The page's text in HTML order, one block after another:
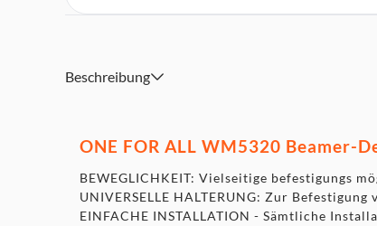
Beschreibung
ONE FOR ALL WM5320 Beamer-
BEWEGLICHKEIT: Vielseitige befestigungs
UNIVERSELLE HALTERUNG: Zur
EINFACHE INSTALLATION - Sämtliche